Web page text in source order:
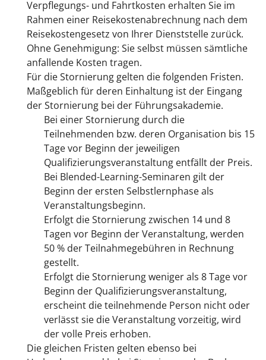
Verpflegungs- und Fahrtkosten erhalten Sie im
Rahmen einer Reisekostenabrechnung nach dem
Reisekostengesetz von Ihrer Dienststelle zurück.
Ohne Genehmigung: Sie selbst müssen sämtliche
anfallende Kosten tragen.
Für die Stornierung gelten die folgenden Fristen.
Maßgeblich für deren Einhaltung ist der Eingang
der Stornierung bei der Führungsakademie.
Bei einer Stornierung durch die
Teilnehmenden bzw. deren Organisation bis 15
Tage vor Beginn der jeweiligen
Qualifizierungsveranstaltung entfällt der Preis.
Bei Blended-Learning-Seminaren gilt der
Beginn der ersten Selbstlernphase als
Veranstaltungsbeginn.
Erfolgt die Stornierung zwischen 14 und 8
Tagen vor Beginn der Veranstaltung, werden
50 % der Teilnahmegebühren in Rechnung
gestellt.
Erfolgt die Stornierung weniger als 8 Tage vor
Beginn der Qualifizierungsveranstaltung,
erscheint die teilnehmende Person nicht oder
verlässt sie die Veranstaltung vorzeitig, wird
der volle Preis erhoben.
Die gleichen Fristen gelten ebenso bei